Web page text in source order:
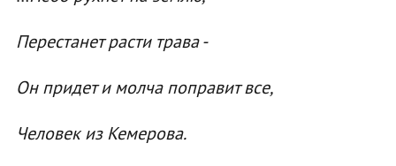
Перестанет расти трава -
Он придет и молча поправит все,
Человек из Кемерова.